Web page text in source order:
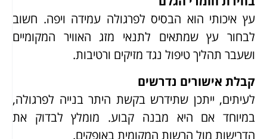
עץ איכותי הוא הבסיס לפרגולה עמידה ויפה. חשוב
לבחור עץ שמתאים לתנאי מזג האוויר המקומיים
ושעבר תהליך טיפול נגד מזיקים ורטיבות.
קבלת אישורים נדרשים
לעיתים, ייתכן שתידרש בקשת היתר בנייה לפרגולה,
במיוחד אם היא מבנה קבוע. מומלץ לבדוק את
הדרישות מול הרשות המקומית באופקים.